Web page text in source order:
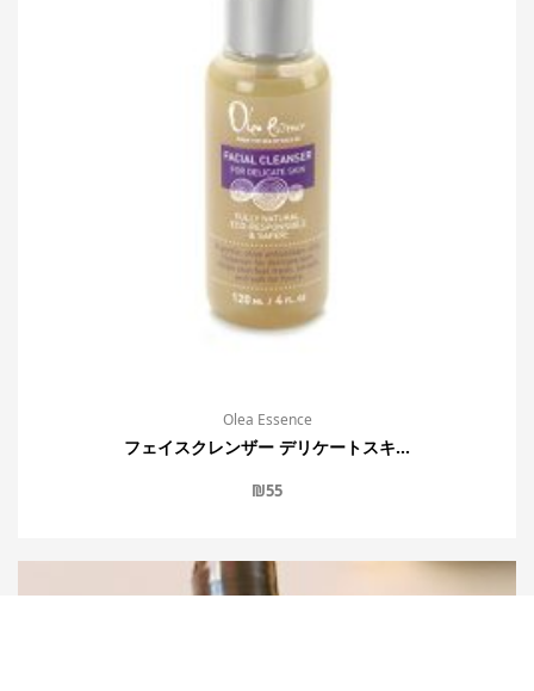
Olea Essence
フェイスクレンザー デリケートスキ...
₪55